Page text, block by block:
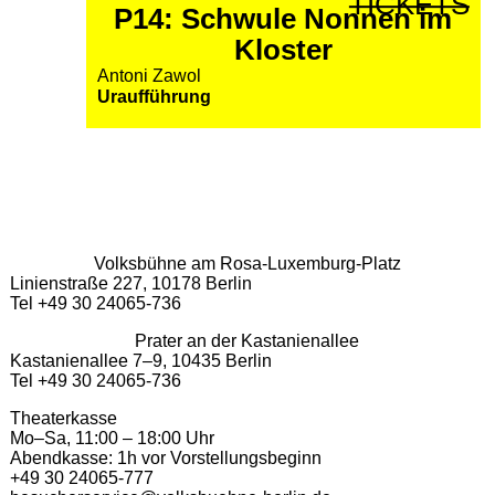
P14: Schwule Nonnen im
Kloster
Antoni Zawol
Uraufführung
Volksbühne am Rosa-Luxemburg-Platz
Linienstraße 227, 10178 Berlin
Tel +49 30 24065-736
Prater an der Kastanienallee
Kastanienallee 7–9, 10435 Berlin
Tel +49 30 24065-736
Theaterkasse
Mo–Sa, 11:00 – 18:00 Uhr
Abendkasse: 1h vor Vorstellungsbeginn
+49 30 24065-777